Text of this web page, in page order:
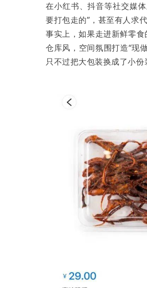
在小红书、抖音等社交媒
要打包走的”，甚至有人求
事实上，如果走进新鲜零
仓库风，空间氛围打造“现
只不过把大包装换成了小份